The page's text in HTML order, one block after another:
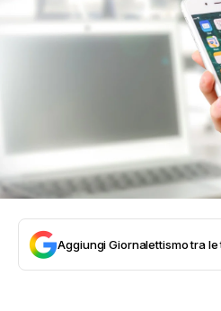
Aggiungi Giornalettismo tra